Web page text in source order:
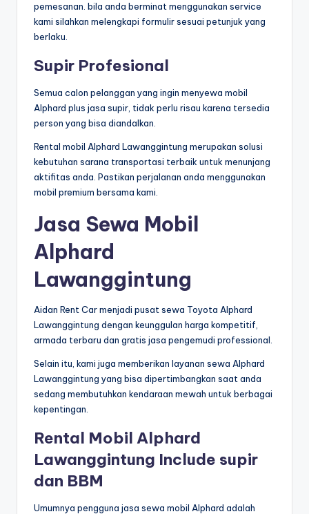
pemesanan. bila anda berminat menggunakan service
kami silahkan melengkapi formulir sesuai petunjuk yang
berlaku.
Supir Profesional
Semua calon pelanggan yang ingin menyewa mobil
Alphard plus jasa supir, tidak perlu risau karena tersedia
person yang bisa diandalkan.
Rental mobil Alphard Lawanggintung merupakan solusi
kebutuhan sarana transportasi terbaik untuk menunjang
aktifitas anda. Pastikan perjalanan anda menggunakan
mobil premium bersama kami.
Jasa Sewa Mobil
Alphard
Lawanggintung
Aidan Rent Car menjadi pusat sewa Toyota Alphard
Lawanggintung dengan keunggulan harga kompetitif,
armada terbaru dan gratis jasa pengemudi professional.
Selain itu, kami juga memberikan layanan sewa Alphard
Lawanggintung yang bisa dipertimbangkan saat anda
sedang membutuhkan kendaraan mewah untuk berbagai
kepentingan.
Rental Mobil Alphard
Lawanggintung Include supir
dan BBM
Umumnya pengguna jasa sewa mobil Alphard adalah